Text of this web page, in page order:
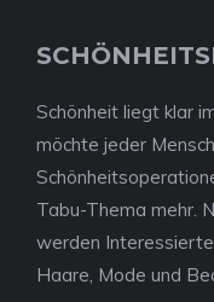
Schönheit liegt klar
möchte jeder
Tabu-Thema mehr.
werden
Haare, Mode und